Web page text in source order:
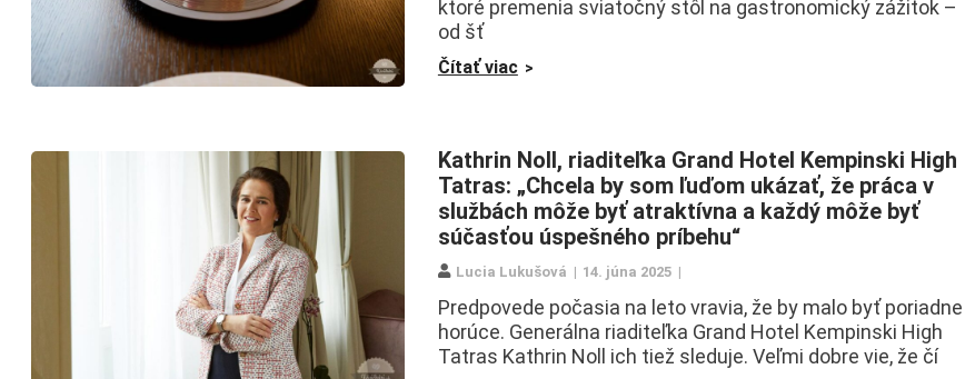
ktoré premenia sviatočný stôl na gastronomický zážitok –
od šť
Čítať viac
Kathrin Noll, riaditeľka Grand Hotel Kempinski High
Tatras: „Chcela by som ľuďom ukázať, že práca v
službách môže byť atraktívna a každý môže byť
súčasťou úspešného príbehu“
Lucia Lukušová 14. júna 2025
Predpovede počasia na leto vravia, že by malo byť poriadne
horúce. Generálna riaditeľka Grand Hotel Kempinski High
Tatras Kathrin Noll ich tiež sleduje. Veľmi dobre vie, že čí